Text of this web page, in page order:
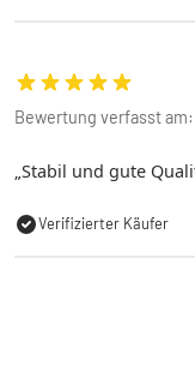
Bewertung verfasst am:
Stabil und gute
Verifizierter Käufer